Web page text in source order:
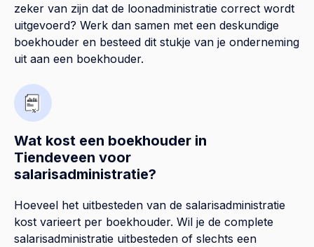
zeker van zijn dat de loonadministratie correct wordt
uitgevoerd? Werk dan samen met een deskundige
boekhouder en besteed dit stukje van je onderneming
uit aan een boekhouder.
Wat kost een boekhouder in
Tiendeveen voor
salarisadministratie?
Hoeveel het uitbesteden van de salarisadministratie
kost varieert per boekhouder. Wil je de complete
salarisadministratie uitbesteden of slechts een